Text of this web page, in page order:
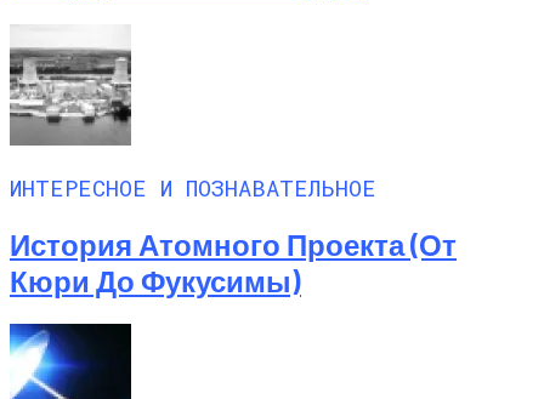
ИНТЕРЕСНОЕ И ПОЗНАВАТЕЛЬНОЕ
История Атомного Проекта (от
Кюри До Фукусимы)